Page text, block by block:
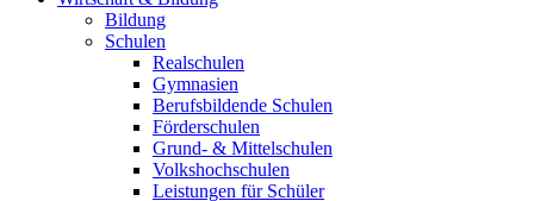
Bildung
Schulen
Realschulen
Gymnasien
Berufsbildende Schulen
Förderschulen
Grund- & Mittelschulen
Volkshochschulen
Leistungen für Schüler